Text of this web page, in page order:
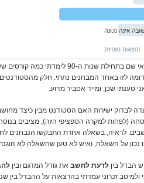
סיפור מהעבר: אי שם בתחילת שנות ה-90
לזו באחד המבחנים נתתי. חלק
טענתי שכן, ומייד אסביר מדוע.
לבדוק ישירות האם הסטודנט מבין כיצד
(לפחות למקרה הספציפי הזה), מציבים
לראיה, בשאלה אחרת התבקשו הנבחנים
נכון על השאלה, ואיש לא טען שהשאלה לא
הבדל בין לדעת לחשב את גודל המדגם ובין
ולמיטב זכרוני עמדתי בהרצאות על ההבדל בין שני